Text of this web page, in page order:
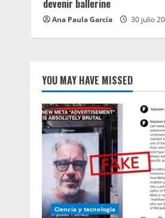
i
n
devenir ballerine
Ana Paula García 30 julio
YOU MAY HAVE MISSED
Ciencia y tecnologia